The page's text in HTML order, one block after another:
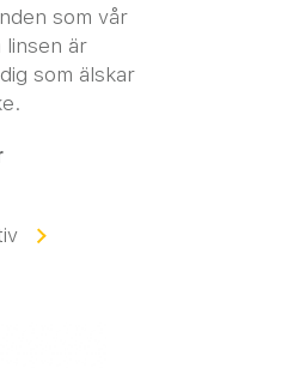
som vår
linsen är
som älskar